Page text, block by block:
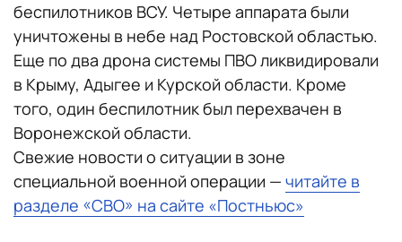
беспилотников ВСУ. Четыре аппарата были
уничтожены в небе над Ростовской областью.
Еще по два дрона системы ПВО ликвидировали
в Крыму, Адыгее и Курской области. Кроме
того, один беспилотник был перехвачен в
Воронежской области.
Свежие новости о ситуации в зоне
специальной военной операции — читайте в
разделе «СВО» на сайте «Постньюс»